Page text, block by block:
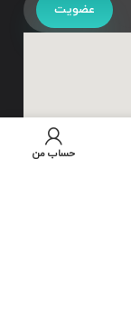
عضویت
حساب من